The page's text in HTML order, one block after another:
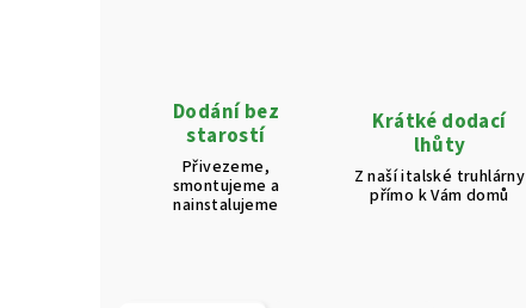
Dodání bez
starostí
Přivezeme,
smontujeme a
nainstalujeme
Krátké dodací
lhůty
Z naší italské truhlárny
přímo k Vám domů